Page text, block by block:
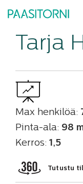
Tarja
Max henkilöä:
Pinta-ala: 98
Kerros: 1,5
Tutustu